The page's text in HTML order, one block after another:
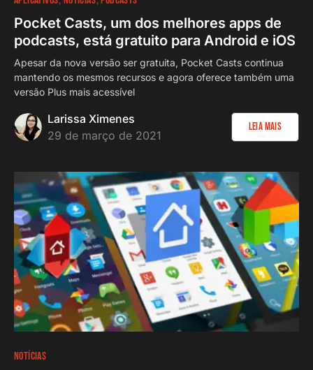
Pocket Casts, um dos melhores apps de
podcasts, está gratuito para Android e iOS
Apesar da nova versão ser gratuita, Pocket Casts continua
mantendo os mesmos recursos e agora oferece também uma
versão Plus mais acessível
Larissa Ximenes
29 de março de 2021
Leia Mais
NOTÍCIAS